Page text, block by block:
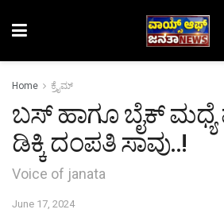
Home ಕ್ರೈಮ್‌
ಬಸ್ ಹಾಗೂ ಬೈಕ್
ಡಿಕ್ಕಿ ದಂಪತಿ ಸಾವು..!
Voice of janata
June 17, 2024